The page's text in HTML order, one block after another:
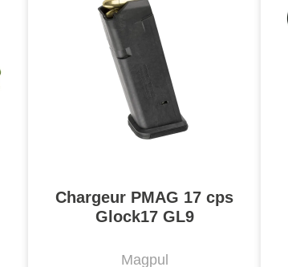
Chargeur PMAG 17 cps
Glock17 GL9
Magpul